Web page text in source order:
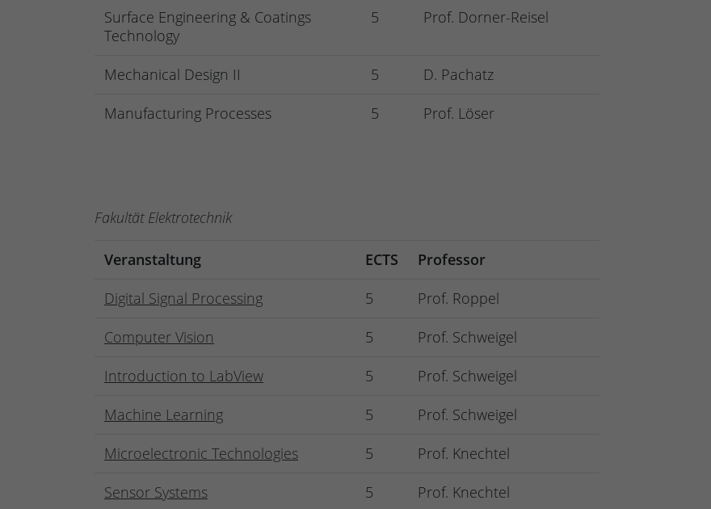
Surface Engineering & Coatings
Technology
5 Prof. Dorner-Reisel
Mechanical Design II 5
D. Pachatz
Manufacturing Processes
5 Prof. Löser
Fakultät Elektrotechnik
Veranstaltung ECTS
Professor
Digital Signal Processing
5
Prof. Roppel
Computer Vision
5
Prof. Schweigel
Introduction to LabView
5
Prof. Schweigel
Machine Learning
5
Prof. Schweigel
Microelectronic Technologies
5
Prof. Knechtel
Sensor Systems
5 Prof. Knechtel